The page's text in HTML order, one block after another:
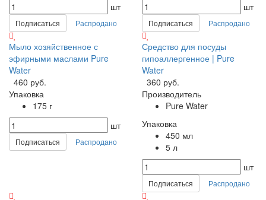
шт
Подписаться Распродано
шт
Подписаться Распродано
Мыло хозяйственное с
эфирными маслами Pure
Water
460 руб.
Упаковка
175 г
шт
Подписаться Распродано
Средство для посуды
гипоаллергенное | Pure
Water
360 руб.
Производитель
Pure Water
Упаковка
450 мл
5 л
шт
Подписаться Распродано